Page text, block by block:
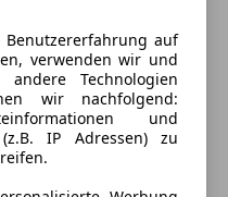
auf
verwenden wir und
Technologien
wir nachfolgend:
und
IP Adressen) zu